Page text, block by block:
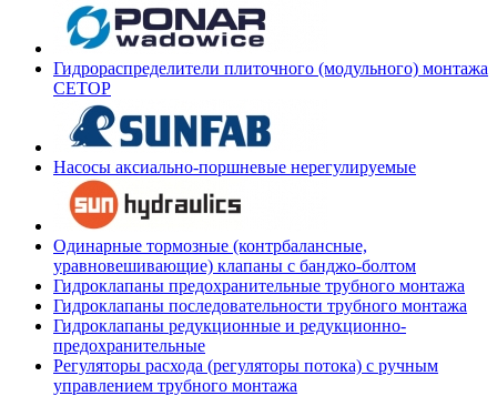
Гидрораспределители плиточного (модульного) монтажа
СЕТОР
Насосы аксиально-поршневые нерегулируемые
Одинарные тормозные (контрбалансные,
уравновешивающие) клапаны с банджо-болтом
Гидроклапаны предохранительные трубного монтажа
Гидроклапаны последовательности трубного монтажа
Гидроклапаны редукционные и редукционно-
предохранительные
Регуляторы расхода (регуляторы потока) с ручным
управлением трубного монтажа